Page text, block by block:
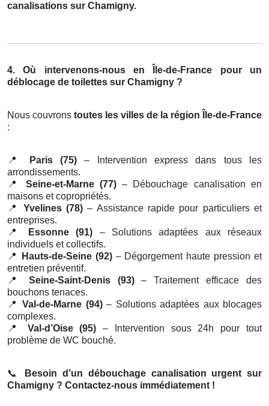
canalisations sur Chamigny.
4. Où intervenons-nous en Île-de-France pour un
déblocage de toilettes sur Chamigny ?
Nous couvrons toutes les villes de la région Île-de-France
:
📍 Paris (75) – Intervention express dans tous les
arrondissements.
📍
Seine-et-Marne (77)– Débouchage canalisation en
maisons et copropriétés.
📍
Yvelines (78) – Assistance rapide pour particuliers et
entreprises.
📍
Essonne (91) – Solutions adaptées aux réseaux
individuels et collectifs.
📍
Hauts-de-Seine (92)– Dégorgement haute pression et
entretien préventif.
📍
Seine-Saint-Denis (93)– Traitement efficace des
bouchons tenaces.
📍
Val-de-Marne (94)– Solutions adaptées aux blocages
complexes.
📍
Val-d’Oise (95) – Intervention sous 24h pour tout
problème de WC bouché.
📞
Besoin d’un débouchage canalisation urgent sur
Chamigny ? Contactez-nous immédiatement !